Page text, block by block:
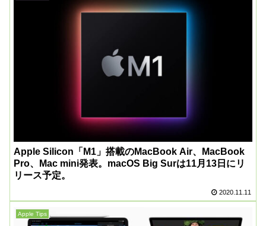
Apple Silicon「M1」搭載のMacBook Air、MacBook
Pro、Mac mini発表。macOS Big Surは11月13日にリ
リース予定。
2020.11.11
Apple Tips